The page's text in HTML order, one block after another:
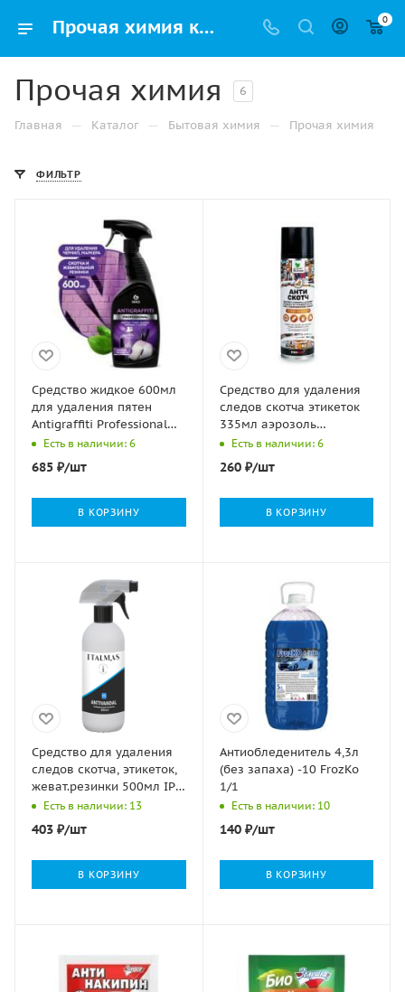
Прочая химия купить в Перми по низкой цене оптом и дешево с доставкой 0
Прочая химия 6
Главная — Каталог — Бытовая химия — Прочая химия
ФИЛЬТР
Средство жидкое 600мл
для удаления пятен
Antigraffiti Professional
Грасс 1/8
Есть в наличии: 6
685 ₽/шт
В КОРЗИНУ
Средство для удаления
следов скотча этикеток
335мл аэрозоль
Антискотч Clean&Green
Есть в наличии: 6
260₽/шт
В КОРЗИНУ
Средство для удаления
следов скотча, этикеток,
жеват.резинки 500мл IPC
Antivandal Италмас 1/12
Есть в наличии: 13
403 ₽/шт
В КОРЗИНУ
Антиобледенитель 4,3л
(без запаха) -10 FrozKo
1/1
Есть в наличии: 10
140₽/шт
В КОРЗИНУ